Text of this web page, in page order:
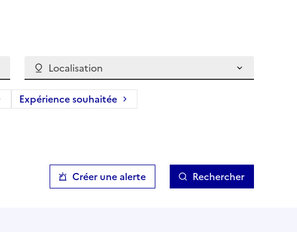
Localisation
Expérience souhaitée
Créer une alerte Rechercher